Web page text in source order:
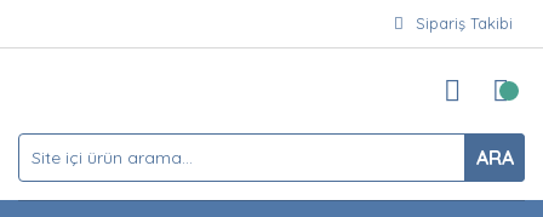
Sipariş Takibi
ARA